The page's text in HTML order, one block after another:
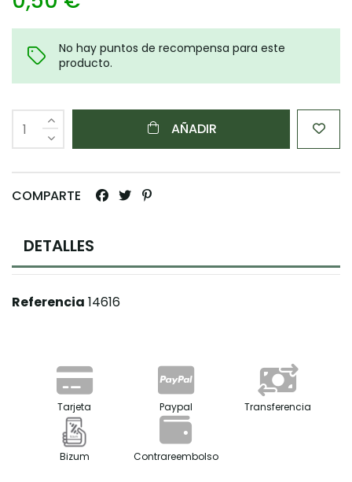
No hay puntos de recompensa para este
producto.
AÑADIR
COMPARTE
DETALLES
Referencia 14616
Tarjeta Paypal Transferencia
Bizum Contrareembolso